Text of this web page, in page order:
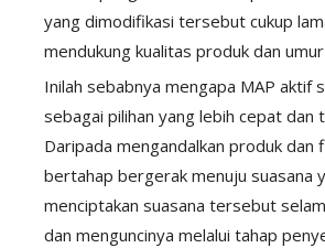
yang dimodifikasi tersebut cukup
mendukung kualitas produk dan
Inilah sebabnya mengapa MAP aktif
sebagai pilihan yang lebih cepat dan
Daripada mengandalkan produk dan
bertahap bergerak menuju suasana
menciptakan suasana tersebut
dan menguncinya melalui tahap